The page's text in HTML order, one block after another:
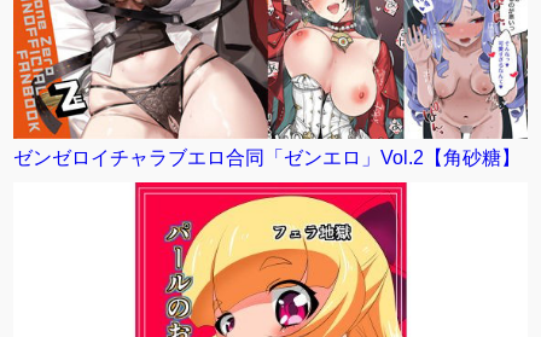
ゼンゼロイチャラブエロ合同「ゼンエロ」Vol.2【角砂糖】